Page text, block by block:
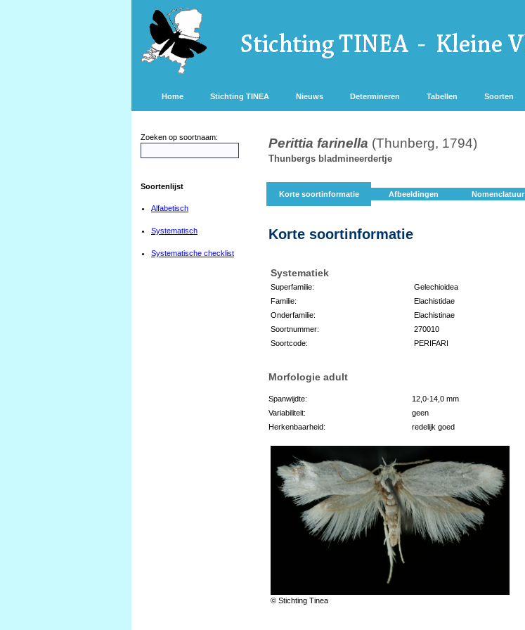
Home Stichting TINEA Nieuws Determineren Tabellen Soorten
Zoeken op soortnaam:
Soortenlijst
Alfabetisch
Systematisch
Systematische checklist
Perittia farinella (Thunberg, 1794)
Thunbergs bladmineerdertje
Korte soortinformatie Afbeeldingen Nomenclatuur
Korte soortinformatie
Systematiek
Superfamilie:
Gelechioidea
Familie:
Elachistidae
Onderfamilie:
Elachistinae
Soortnummer:
270010
Soortcode:
PERIFARI
Morfologie adult
Spanwijdte:
12,0-14,0 mm
Variabiliteit:
geen
Herkenbaarheid:
redelijk goed
© Stichting Tinea